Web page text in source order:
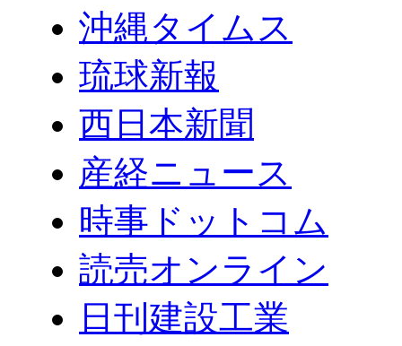
沖縄タイムス
琉球新報
西日本新聞
産経ニュース
時事ドットコム
読売オンライン
日刊建設工業